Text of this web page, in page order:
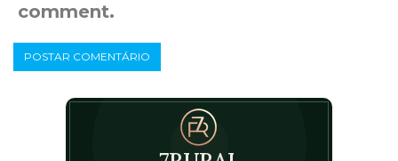
comment.